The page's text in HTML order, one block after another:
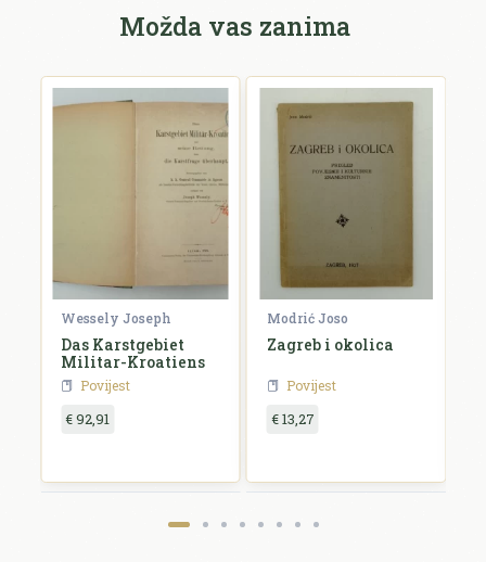
Možda vas zanima
Wessely Joseph
Das Karstgebiet
Militar-Kroatiens
Povijest
€ 92,91
Modrić Joso
Zagreb i okolica
Povijest
€ 13,27